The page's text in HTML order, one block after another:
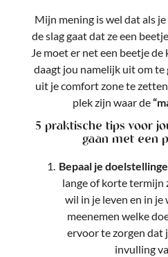
Mijn mening is wel dat als
de slag gaat dat ze een
Je moet er net een beetje
daagt jou namelijk uit om te
uit je comfort zone te
plek zijn waar de
5 praktische tips voor
gaan met een
Bepaal je
lange of korte termijn
wil in je leven en in
meenemen welke
ervoor te zorgen dat
invulling